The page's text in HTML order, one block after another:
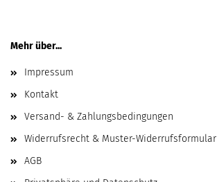
Mehr über...
Impressum
Kontakt
Versand- & Zahlungsbedingungen
Widerrufsrecht & Muster-Widerrufsformular
AGB